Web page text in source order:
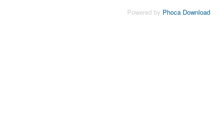
Powered by Phoca Download